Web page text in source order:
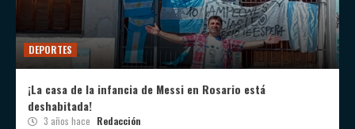
DEPORTES
¡La casa de la infancia de Messi en Rosario está
deshabitada!
3 años hace Redacción